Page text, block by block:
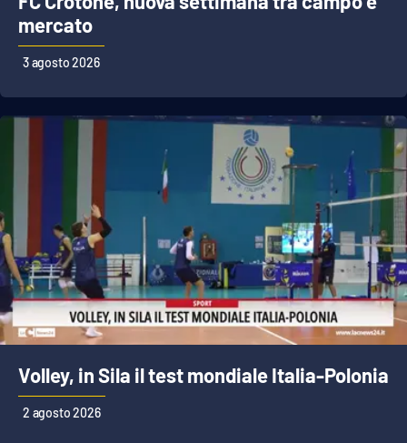
mercato
3 agosto 2026
Volley, in Sila il test mondiale Italia-Polonia
2 agosto 2026